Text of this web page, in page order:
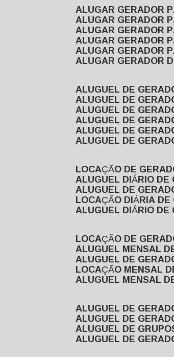
ALUGAR GERADOR
ALUGAR GERADOR
ALUGAR GERADOR
ALUGAR GERADOR
ALUGAR GERADOR
ALUGAR GERADOR
ALUGUEL DE
ALUGUEL DE
ALUGUEL DE
ALUGUEL DE
ALUGUEL DE
ALUGUEL DE
LOCAÇÃO DE
ALUGUEL DIÁRIO
ALUGUEL DE
LOCAÇÃO DIÁRIA
ALUGUEL DIÁRIO
LOCAÇÃO DE
ALUGUEL MENSAL
ALUGUEL DE
LOCAÇÃO MENSAL
ALUGUEL MENSAL
ALUGUEL DE
ALUGUEL DE
ALUGUEL DE
ALUGUEL DE